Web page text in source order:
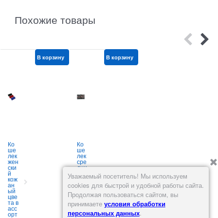
Похожие товары
Ко
ше
лек
жен
ски
й
кож
ан
ый
цве
та в
асс
орт
В корзину
Ко
ше
лек
сре
дни
кож
ан
ый
10
цве
тов
Арт.:
В корзину
пор
про
зра
чны
й,
цен
а
Уважаемый посетитель! Мы используем
cookies для быстрой и удобной работы сайта.
Продолжая пользоваться сайтом, вы
принимаете условия обработки
персональных данных.